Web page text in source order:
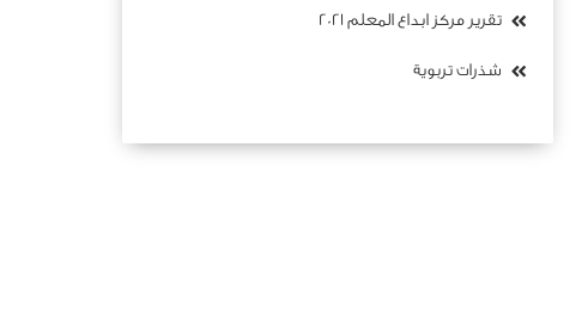
تقرير مركز ابداع المعلم 2021
شذرات تربوية